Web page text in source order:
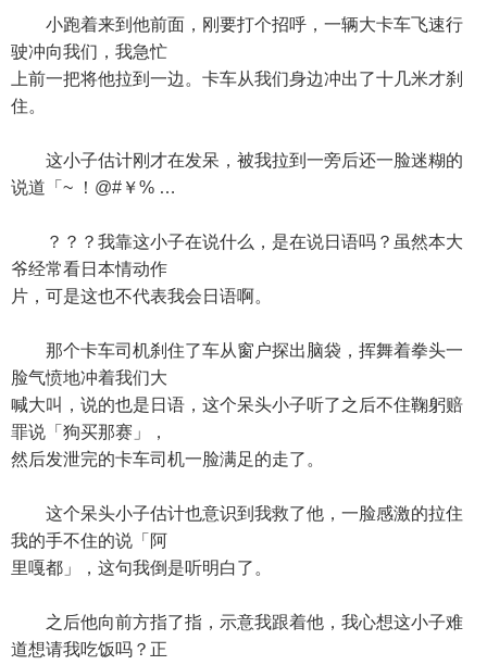
小跑着来到他前面，刚要打个招呼，一辆大卡车飞速行
驶冲向我们，我急忙
上前一把将他拉到一边。卡车从我们身边冲出了十几米才刹
住。
这小子估计刚才在发呆，被我拉到一旁后还一脸迷糊的
说道「~ ！@#￥% …
？？？我靠这小子在说什么，是在说日语吗？虽然本大
爷经常看日本情动作
片，可是这也不代表我会日语啊。
那个卡车司机刹住了车从窗户探出脑袋，挥舞着拳头一
脸气愤地冲着我们大
喊大叫，说的也是日语，这个呆头小子听了之后不住鞠躬赔
罪说「狗买那赛」，
然后发泄完的卡车司机一脸满足的走了。
这个呆头小子估计也意识到我救了他，一脸感激的拉住
我的手不住的说「阿
里嘎都」，这句我倒是听明白了。
之后他向前方指了指，示意我跟着他，我心想这小子难
道想请我吃饭吗？正